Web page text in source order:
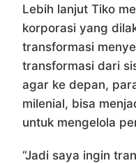
Lebih lanjut Tiko
korporasi yang
transformasi
transformasi dari
agar ke depan,
milenial, bisa
untuk mengelola
“Jadi saya ingin